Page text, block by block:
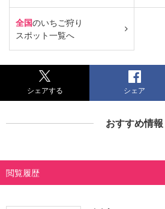
全国のいちご狩り
スポット一覧へ
シェアする シェア
おすすめ情報
閲覧履歴